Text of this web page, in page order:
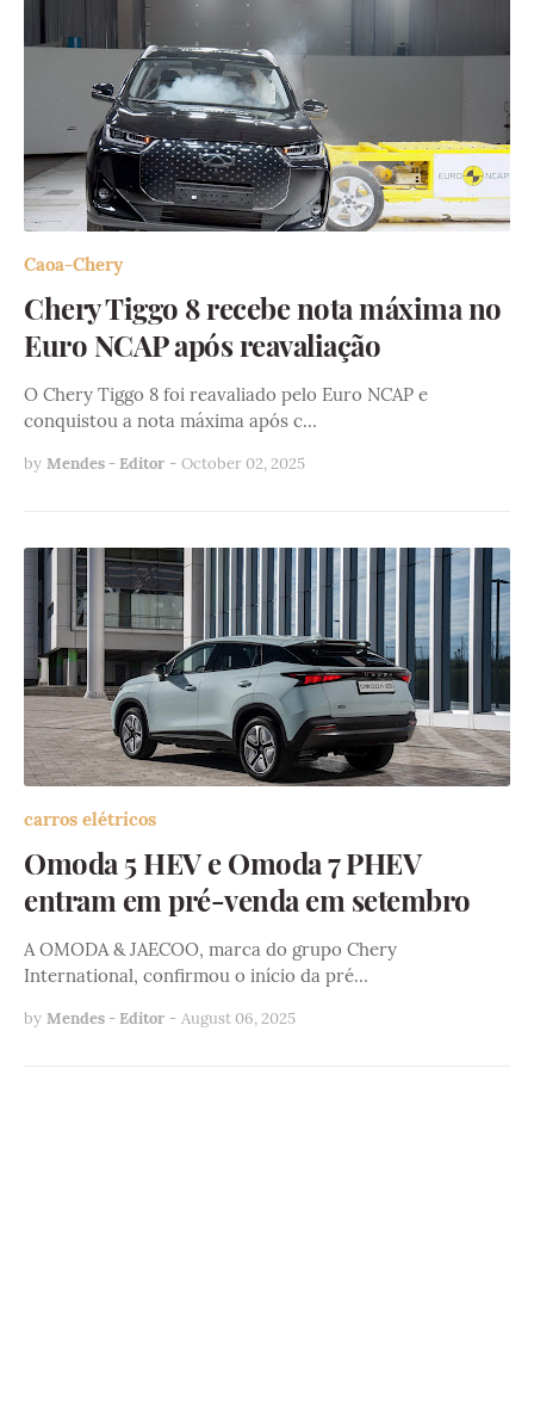
Caoa-Chery
Chery Tiggo 8 recebe nota máxima no
Euro NCAP após reavaliação
O Chery Tiggo 8 foi reavaliado pelo Euro NCAP e
conquistou a nota máxima após c…
by Mendes - Editor - October 02, 2025
carros elétricos
Omoda 5 HEV e Omoda 7 PHEV
entram em pré-venda em setembro
A OMODA & JAECOO, marca do grupo Chery
International, confirmou o início da pré…
by Mendes - Editor - August 06, 2025